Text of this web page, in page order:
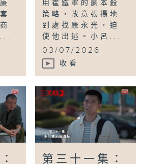
用崔鐵軍的劇本殺
策略，故意張揚地
到處找康永光，迫
使他出逃。小呂...
03/07/2026
收看
第三十一集：